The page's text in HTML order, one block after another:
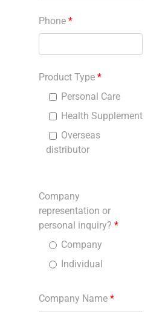
Phone *
Product Type *
Personal Care
Health Supplement
Overseas
distributor
Company
representation or
personal inquiry? *
Company
Individual
Company Name *